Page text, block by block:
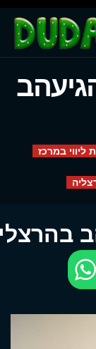
ליווי במרכז